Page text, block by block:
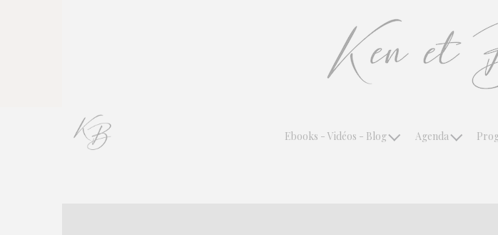
Ebooks - Vidéos - Blog Agenda